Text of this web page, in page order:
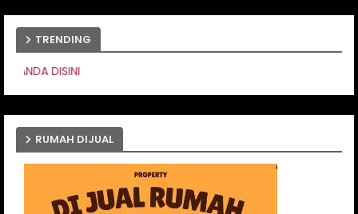
TRENDING
RUMAH DIJUAL